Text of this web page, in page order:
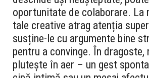
oportunitate de colaborare. La
tale creative atrag atenția
susține-le cu argumente bine
pentru a convinge. În dragoste,
plutește în aer – un gest